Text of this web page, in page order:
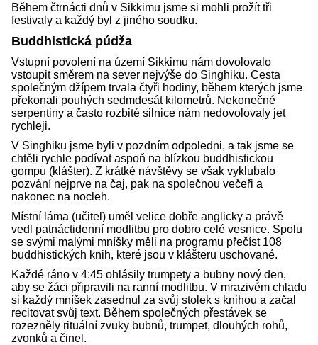
Během čtrnácti dnů v Sikkimu jsme si mohli prožít tři
festivaly a každý byl z jiného soudku.
Buddhistická púdža
Vstupní povolení na území Sikkimu nám dovolovalo
vstoupit směrem na sever nejvýše do Singhiku. Cesta
společným džípem trvala čtyři hodiny, během kterých jsme
překonali pouhých sedmdesát kilometrů. Nekonečné
serpentiny a často rozbité silnice nám nedovolovaly jet
rychleji.
V Singhiku jsme byli v pozdním odpoledni, a tak jsme se
chtěli rychle podívat aspoň na blízkou buddhistickou
gompu (klášter). Z krátké návštěvy se však vyklubalo
pozvání nejprve na čaj, pak na společnou večeři a
nakonec na nocleh.
Místní láma (učitel) uměl velice dobře anglicky a právě
vedl patnáctidenní modlitbu pro dobro celé vesnice. Spolu
se svými malými mníšky měli na programu přečíst 108
buddhistických knih, které jsou v klášteru uschované.
Každé ráno v 4:45 ohlásily trumpety a bubny nový den,
aby se žáci připravili na ranní modlitbu. V mrazivém chladu
si každý mníšek zasednul za svůj stolek s knihou a začal
recitovat svůj text. Během společných přestávek se
rozezněly rituální zvuky bubnů, trumpet, dlouhých rohů,
zvonků a činel.